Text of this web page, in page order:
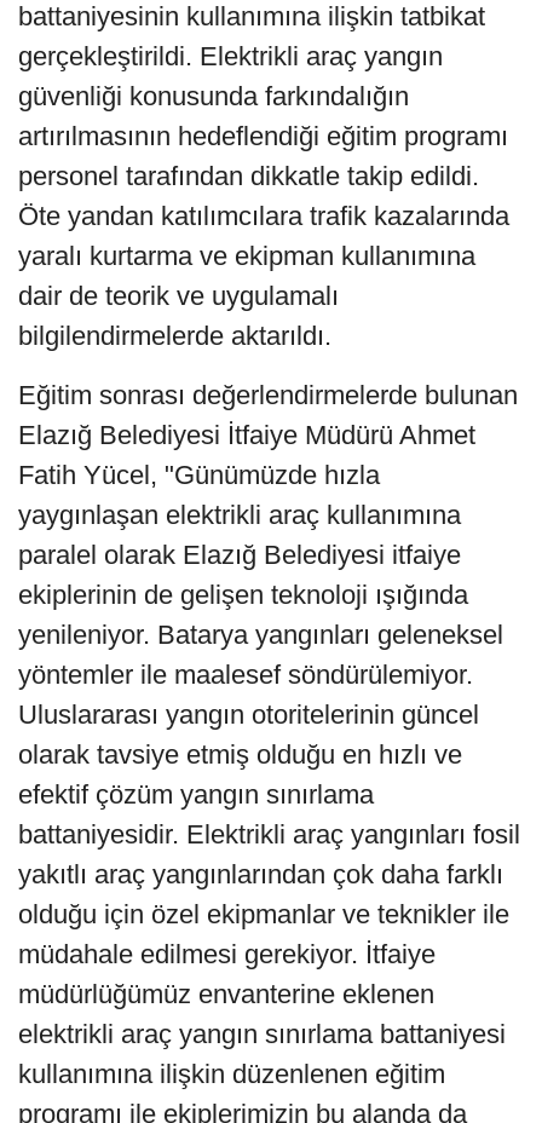
battaniyesinin kullanımına ilişkin tatbikat
gerçekleştirildi. Elektrikli araç yangın
güvenliği konusunda farkındalığın
artırılmasının hedeflendiği eğitim programı
personel tarafından dikkatle takip edildi.
Öte yandan katılımcılara trafik kazalarında
yaralı kurtarma ve ekipman kullanımına
dair de teorik ve uygulamalı
bilgilendirmelerde aktarıldı.
Eğitim sonrası değerlendirmelerde bulunan
Elazığ Belediyesi İtfaiye Müdürü Ahmet
Fatih Yücel, "Günümüzde hızla
yaygınlaşan elektrikli araç kullanımına
paralel olarak Elazığ Belediyesi itfaiye
ekiplerinin de gelişen teknoloji ışığında
yenileniyor. Batarya yangınları geleneksel
yöntemler ile maalesef söndürülemiyor.
Uluslararası yangın otoritelerinin güncel
olarak tavsiye etmiş olduğu en hızlı ve
efektif çözüm yangın sınırlama
battaniyesidir. Elektrikli araç yangınları fosil
yakıtlı araç yangınlarından çok daha farklı
olduğu için özel ekipmanlar ve teknikler ile
müdahale edilmesi gerekiyor. İtfaiye
müdürlüğümüz envanterine eklenen
elektrikli araç yangın sınırlama battaniyesi
kullanımına ilişkin düzenlenen eğitim
programı ile ekiplerimizin bu alanda da